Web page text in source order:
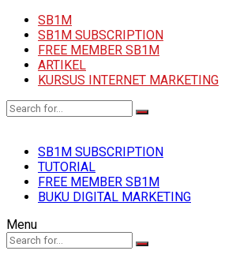
SB1M
SB1M SUBSCRIPTION
FREE MEMBER SB1M
ARTIKEL
KURSUS INTERNET MARKETING
SB1M SUBSCRIPTION
TUTORIAL
FREE MEMBER SB1M
BUKU DIGITAL MARKETING
Menu